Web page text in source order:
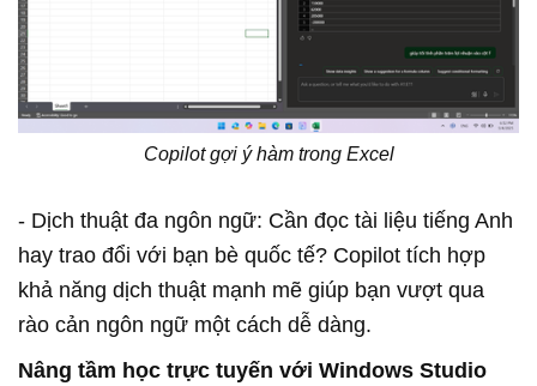
Copilot gợi ý hàm trong Excel
- Dịch thuật đa ngôn ngữ: Cần đọc tài liệu tiếng Anh
hay trao đổi với bạn bè quốc tế? Copilot tích hợp
khả năng dịch thuật mạnh mẽ giúp bạn vượt qua
rào cản ngôn ngữ một cách dễ dàng.
Nâng tầm học trực tuyến với Windows Studio